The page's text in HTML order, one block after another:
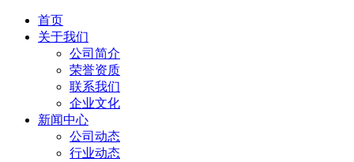
首页
关于我们
公司简介
荣誉资质
联系我们
企业文化
新闻中心
公司动态
行业动态